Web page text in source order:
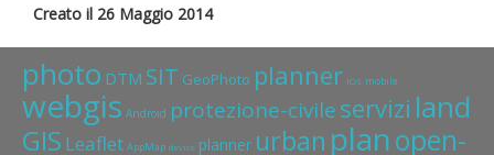
Creato il 26 Maggio 2014
photo DTM SIT GeoPhoto planner IOS mobile
webgis Android protezione-civileservizi land
GIS Leaflet AppMap device planner urban planopen-